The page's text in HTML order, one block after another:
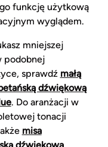
funkcję użytkową
wyglądem.
mniejszej
podobnej
sprawdź małą
dźwiękową
. Do aranżacji w
tonacji
misa